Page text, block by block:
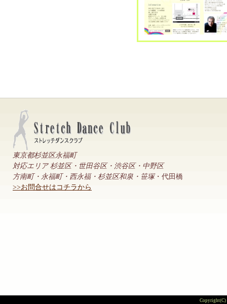
東京都杉並区永福町
対応エリア 杉並区・世田谷区・渋谷区・中野区
方南町・永福町・西永福・杉並区和泉・笹塚・代田橋
>>お問合せはコチラから
Copyright(C)